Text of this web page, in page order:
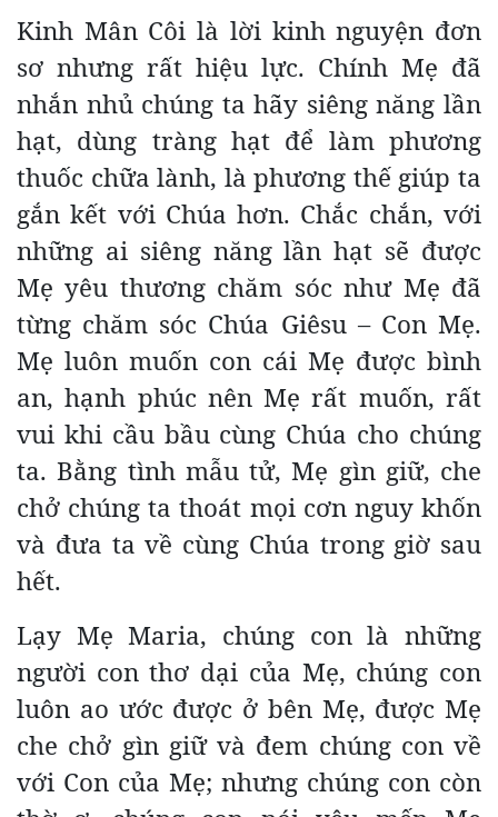
Kinh Mân Côi là lời kinh nguyện đơn
sơ nhưng rất hiệu lực. Chính Mẹ đã
nhắn nhủ chúng ta hãy siêng năng lần
hạt, dùng tràng hạt để làm phương
thuốc chữa lành, là phương thế giúp ta
gắn kết với Chúa hơn. Chắc chắn, với
những ai siêng năng lần hạt sẽ được
Mẹ yêu thương chăm sóc như Mẹ đã
từng chăm sóc Chúa Giêsu – Con Mẹ.
Mẹ luôn muốn con cái Mẹ được bình
an, hạnh phúc nên Mẹ rất muốn, rất
vui khi cầu bầu cùng Chúa cho chúng
ta. Bằng tình mẫu tử, Mẹ gìn giữ, che
chở chúng ta thoát mọi cơn nguy khốn
và đưa ta về cùng Chúa trong giờ sau
hết.
Lạy Mẹ Maria, chúng con là những
người con thơ dại của Mẹ, chúng con
luôn ao ước được ở bên Mẹ, được Mẹ
che chở gìn giữ và đem chúng con về
với Con của Mẹ; nhưng chúng con còn